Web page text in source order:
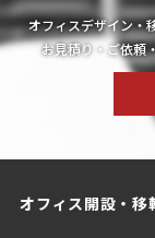
オフィスデザイン・
お見積り・ご依頼
オフィス開設・移